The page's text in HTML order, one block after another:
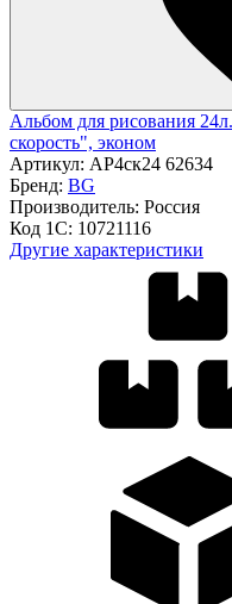
Альбом для рисования
скорость", эконом
Артикул: АР4ск24 62634
Бренд: BG
Производитель: Россия
Код 1С: 10721116
Другие характеристики